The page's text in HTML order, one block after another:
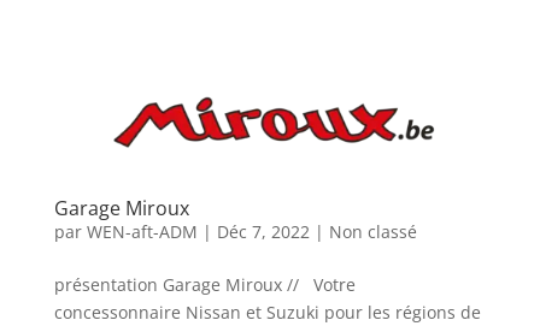
Garage Miroux
par WEN-aft-ADM | Déc 7, 2022| Non classé
présentation Garage Miroux // Votre
concessonnaire Nissan et Suzuki pour les régions de